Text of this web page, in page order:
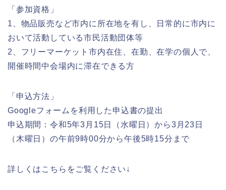
「参加資格」
1、物品販売など市内に所在地を有し、日常的に市内に
おいて活動している市民活動団体等
2、フリーマーケット市内在住、在勤、在学の個人で、
開催時間中会場内に滞在できる方
「申込方法」
Googleフォームを利用した申込書の提出
申込期間：令和5年3月15日（水曜日）から3月23日
（木曜日）の午前9時00分から午後5時15分まで
詳しくはこちらをご覧ください↓